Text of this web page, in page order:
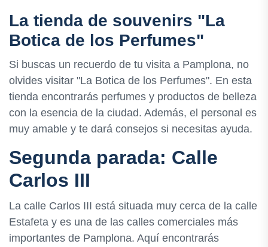
La tienda de souvenirs "La
Botica de los Perfumes"
Si buscas un recuerdo de tu visita a Pamplona, no
olvides visitar "La Botica de los Perfumes". En esta
tienda encontrarás perfumes y productos de belleza
con la esencia de la ciudad. Además, el personal es
muy amable y te dará consejos si necesitas ayuda.
Segunda parada: Calle
Carlos III
La calle Carlos III está situada muy cerca de la calle
Estafeta y es una de las calles comerciales más
importantes de Pamplona. Aquí encontrarás